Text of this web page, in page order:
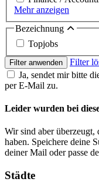
Mehr anzeigen
Bezeichnung
Topjobs
Filter anwenden
Filter
Ja, sendet mir bitte
per E-Mail zu.
Leider wurden bei
Wir sind aber überzeugt,
haben. Speichere deine
deiner Mail oder passe
Städte